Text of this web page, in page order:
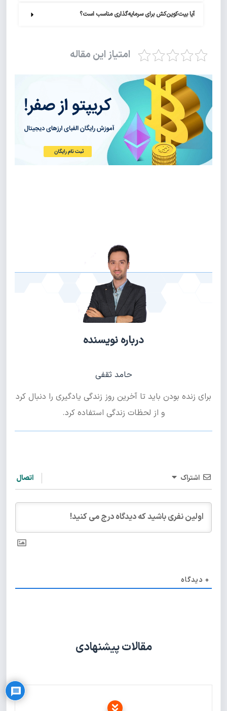
آیا بیت‌کوین‌کش برای سرمایه‌گذاری مناسب است؟
امتیاز این مقاله
درباره نویسنده
حامد ثقفی
برای زنده بودن باید تا آخرین روز زندگی یادگیری را دنبال کرد
و از لحظات زندگی استفاده کرد.
اشتراک اتصال
0 دیدگاه
مقالات پیشنهادی